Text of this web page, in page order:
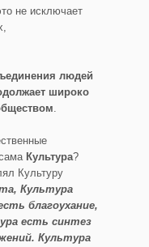
не исключает
людей
широко
.
Культура?
Культуру
Культура
благоухание,
есть синтез
Культура